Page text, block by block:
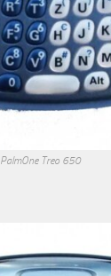
PalmOne Treo 650